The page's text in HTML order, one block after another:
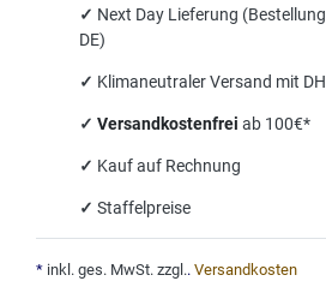
✓ Next Day Lieferung
DE)
✓ Klimaneutraler Versand mit
✓ Versandkostenfrei ab 100€*
✓ Kauf auf Rechnung
✓ Staffelpreise
* inkl. ges. MwSt. zzgl.. Versandkosten